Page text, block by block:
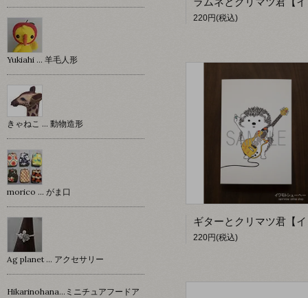
220円(税込)
220円(税込)
Yukiahi … 羊毛人形
きゃねこ … 動物造形
morico … がま口
Ag planet … アクセサリー
Hikarinohana…ミニチュアフードア